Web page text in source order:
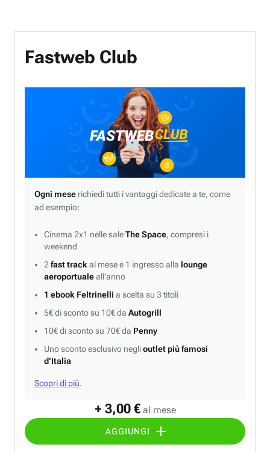
Fastweb Club
+ 3,00 € al mese
AGGIUNGI
Ogni mese richiedi tutti i vantaggi dedicate a te, come
ad esempio:
Cinema 2x1 nelle saleThe Space, compresi i
weekend
2 fast track al mese e 1 ingresso alla lounge
aeroportualeall’anno
1 ebook Feltrinelli a scelta su 3 titoli
5€ di sconto su 10€ da Autogrill
10€ di sconto su 70€ da Penny
Uno sconto esclusivo neglioutlet più famosi
d’Italia
Scopri di più.